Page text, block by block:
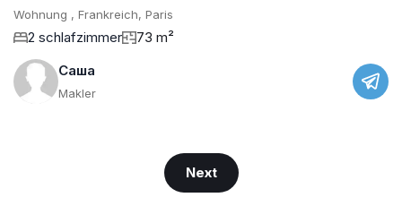
Wohnung , Frankreich, Paris
2 schlafzimmer
73 m²
Саша
Makler
Next